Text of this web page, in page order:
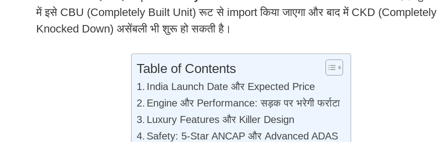
में इसे CBU (Completely Built Unit) रूट से import किया जाएगा और बाद में CKD (Completely
Knocked Down) असेंबली भी शुरू हो सकती है।
Table of Contents
India Launch Date और Expected Price
Engine और Performance: सड़क पर भरेगी फर्राटा
Luxury Features और Killer Design
Safety: 5-Star ANCAP और Advanced ADAS